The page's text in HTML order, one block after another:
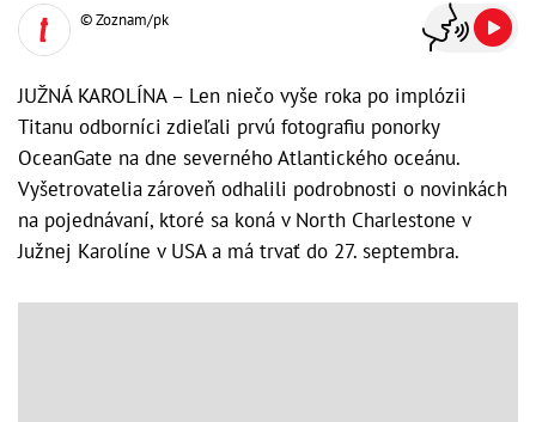
© Zoznam/pk
JUŽNÁ KAROLÍNA – Len niečo vyše roka po implózii
Titanu odborníci zdieľali prvú fotografiu ponorky
OceanGate na dne severného Atlantického oceánu.
Vyšetrovatelia zároveň odhalili podrobnosti o novinkách
na pojednávaní, ktoré sa koná v North Charlestone v
Južnej Karolíne v USA a má trvať do 27. septembra.